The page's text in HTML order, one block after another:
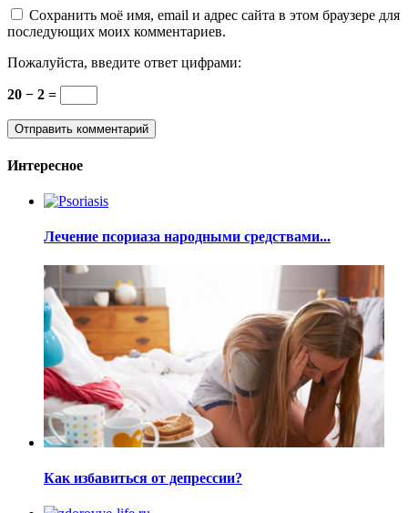
Сохранить моё имя, email и адрес сайта в этом браузере для
последующих моих комментариев.
Пожалуйста, введите ответ цифрами:
20 − 2 =
Интересное
Лечение псориаза народными средствами...
Как избавиться от депрессии?